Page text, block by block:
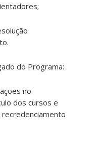
do Programa:
no
dos cursos e